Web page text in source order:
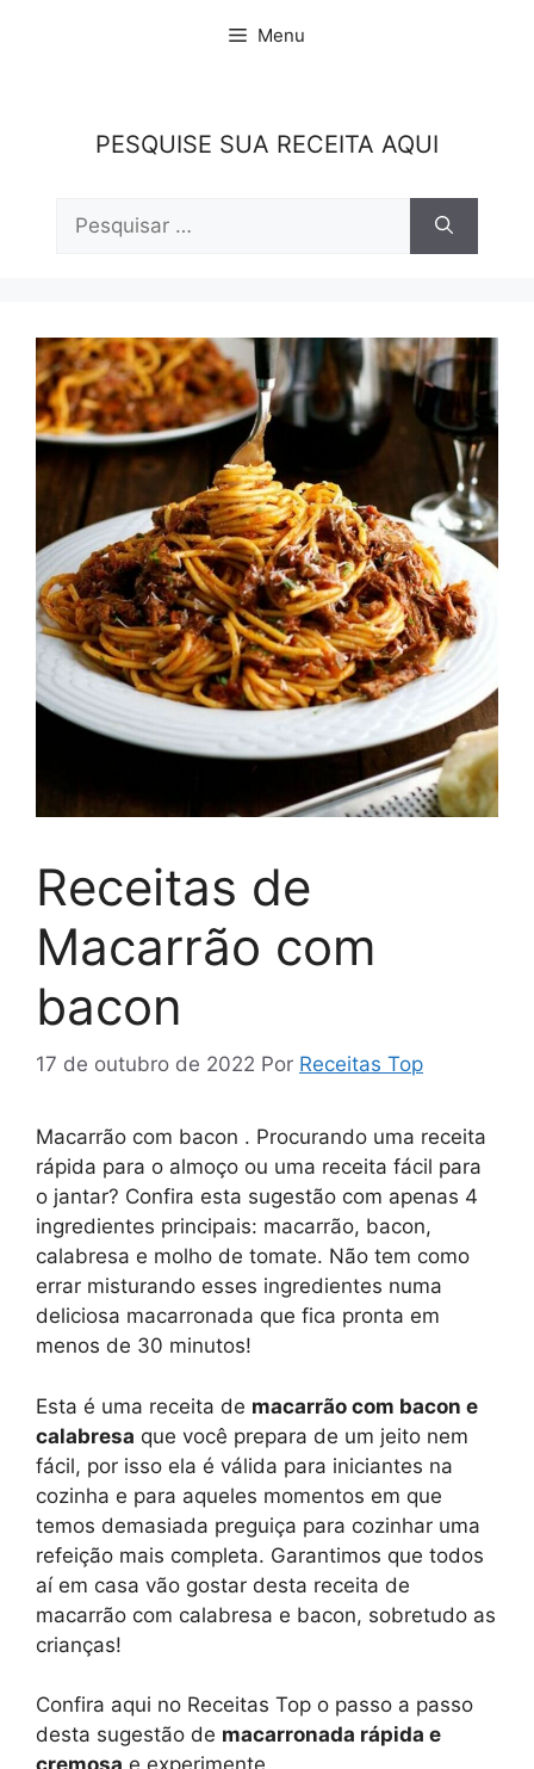
Menu
PESQUISE SUA RECEITA AQUI
por:
Receitas de
Macarrão com
bacon
17 de outubro de 2022 Por Receitas Top
Macarrão com bacon . Procurando uma receita
rápida para o almoço ou uma receita fácil para
o jantar? Confira esta sugestão com apenas 4
ingredientes principais: macarrão, bacon,
calabresa e molho de tomate. Não tem como
errar misturando esses ingredientes numa
deliciosa macarronada que fica pronta em
menos de 30 minutos!
Esta é uma receita de macarrão com bacon e
calabresa que você prepara de um jeito nem
fácil, por isso ela é válida para iniciantes na
cozinha e para aqueles momentos em que
temos demasiada preguiça para cozinhar uma
refeição mais completa. Garantimos que todos
aí em casa vão gostar desta receita de
macarrão com calabresa e bacon, sobretudo as
crianças!
Confira aqui no Receitas Top o passo a passo
desta sugestão de macarronada rápida e